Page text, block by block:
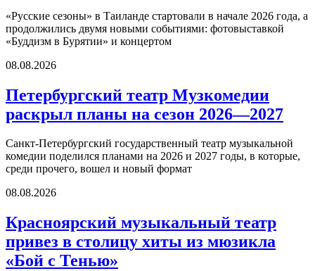
«Русские сезоны» в Таиланде стартовали в начале 2026 года, а
продолжились двумя новыми событиями: фотовыставкой
«Буддизм в Бурятии» и концертом
08.08.2026
Петербургский театр Музкомедии
раскрыл планы на сезон 2026—2027
Санкт-Петербургский государственный театр музыкальной
комедии поделился планами на 2026 и 2027 годы, в которые,
среди прочего, вошел и новый формат
08.08.2026
Красноярский музыкальный театр
привез в столицу хиты из мюзикла
«Бой с Тенью»